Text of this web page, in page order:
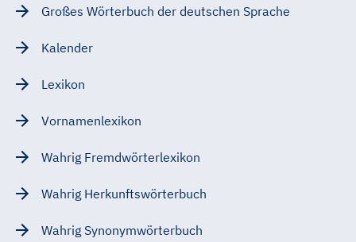
Großes Wörterbuch der deutschen Sprache
Kalender
Lexikon
Vornamenlexikon
Wahrig Fremdwörterlexikon
Wahrig Herkunftswörterbuch
Wahrig Synonymwörterbuch